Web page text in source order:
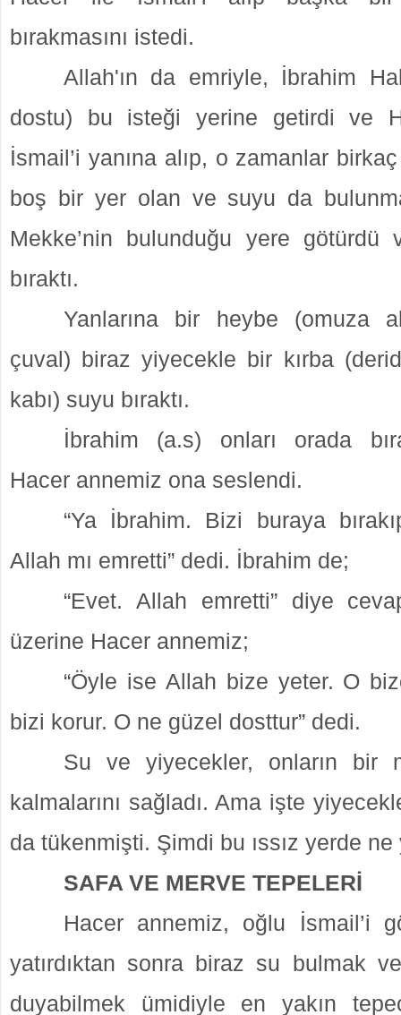
bırakmasını istedi.
Allah'ın da emriyle, İbrahim
dostu) bu isteği yerine getirdi ve
İsmail’i yanına alıp, o zamanlar
boş bir yer olan ve suyu da
Mekke’nin bulunduğu yere götürdü
bıraktı.
Yanlarına bir heybe (omuza
çuval) biraz yiyecekle bir kırba
kabı) suyu bıraktı.
İbrahim (a.s) onları orada
Hacer annemiz ona seslendi.
“Ya İbrahim. Bizi buraya
Allah mı emretti” dedi. İbrahim de;
“Evet. Allah emretti” diye
üzerine Hacer annemiz;
“Öyle ise Allah bize yeter. O
bizi korur. O ne güzel dosttur” dedi.
Su ve yiyecekler, onların bir
kalmalarını sağladı. Ama işte
da tükenmişti. Şimdi bu ıssız yerde ne
SAFA VE MERVE TEPELERİ
Hacer annemiz, oğlu İsmail’i
yatırdıktan sonra biraz su bulmak
duyabilmek ümidiyle en yakın